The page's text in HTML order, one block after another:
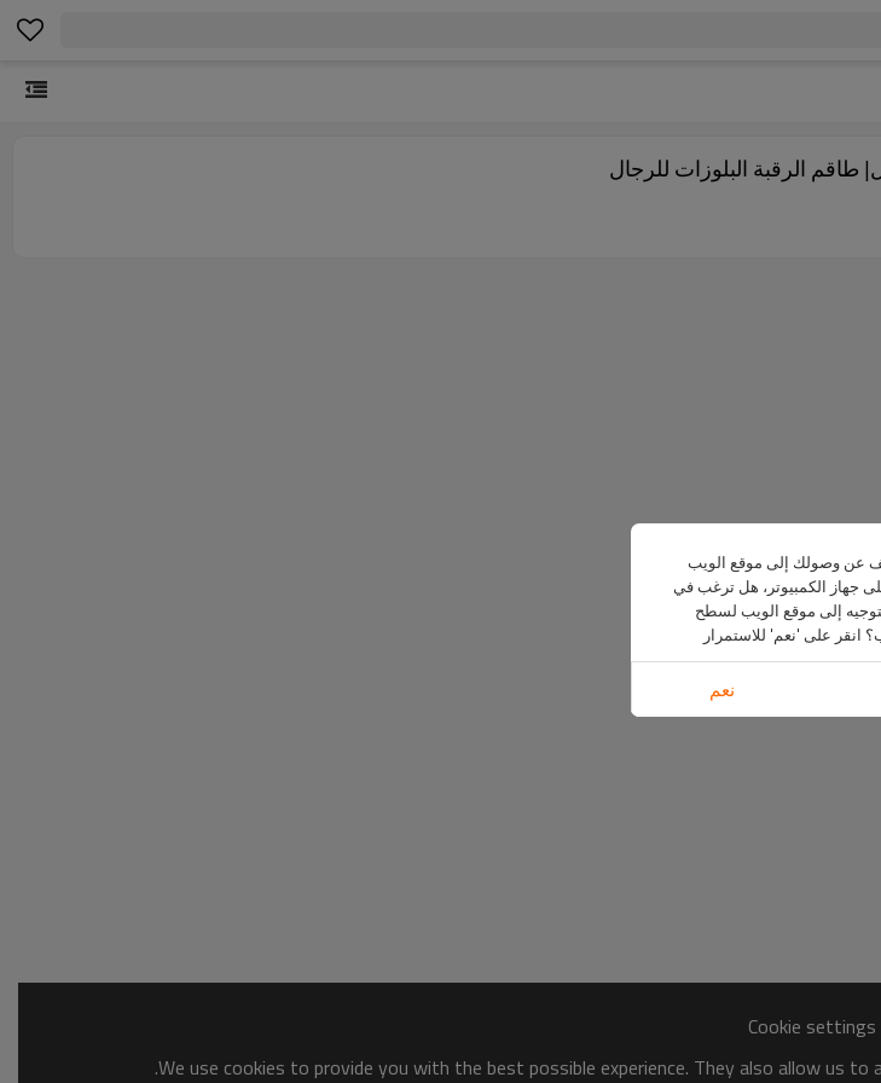
Cookie settings
We use cookies to provide you with the best possible experience. They also allow us
عن وصولك إلى موقع الويب
جهاز الكمبيوتر، هل ترغب في
إلى موقع الويب لسطح
انقر على 'نعم' للاستمرار
نعم